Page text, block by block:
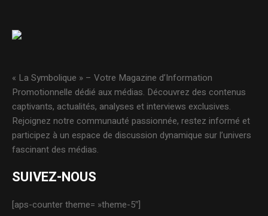
« La Symbolique » – Votre Magazine d’Information
Promotionnelle dédié aux médias. Découvrez des contenus
captivants, actualités, analyses et interviews exclusives.
Rejoignez notre communauté passionnée, restez informé et
participez à un espace de discussion dynamique sur l’univers
fascinant des médias.
SUIVEZ-NOUS
[aps-counter theme= »theme-5″]